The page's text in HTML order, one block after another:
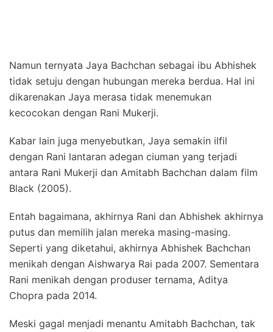
Namun ternyata Jaya Bachchan sebagai ibu Abhishek
tidak setuju dengan hubungan mereka berdua. Hal ini
dikarenakan Jaya merasa tidak menemukan
kecocokan dengan Rani Mukerji.
Kabar lain juga menyebutkan, Jaya semakin ilfil
dengan Rani lantaran adegan ciuman yang terjadi
antara Rani Mukerji dan Amitabh Bachchan dalam film
Black (2005).
Entah bagaimana, akhirnya Rani dan Abhishek akhirnya
putus dan memilih jalan mereka masing-masing.
Seperti yang diketahui, akhirnya Abhishek Bachchan
menikah dengan Aishwarya Rai pada 2007. Sementara
Rani menikah dengan produser ternama, Aditya
Chopra pada 2014.
Meski gagal menjadi menantu Amitabh Bachchan, tak